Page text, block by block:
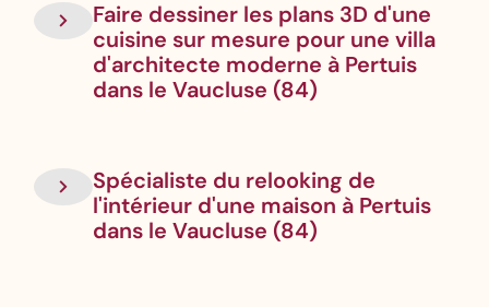
Faire dessiner les plans 3D d'une
cuisine sur mesure pour une villa
d'architecte moderne à Pertuis
dans le Vaucluse (84)
Spécialiste du relooking de
l'intérieur d'une maison à Pertuis
dans le Vaucluse (84)